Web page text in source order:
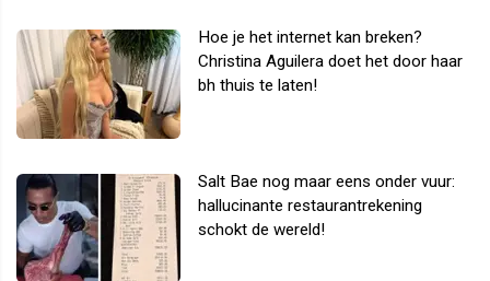
Hoe je het internet kan breken?
Christina Aguilera doet het door haar
bh thuis te laten!
Salt Bae nog maar eens onder vuur:
hallucinante restaurantrekening
schokt de wereld!